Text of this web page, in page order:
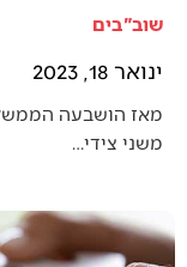
שוב"בים
ינואר 18, 2023
מאז הושבעה
משני צידי…